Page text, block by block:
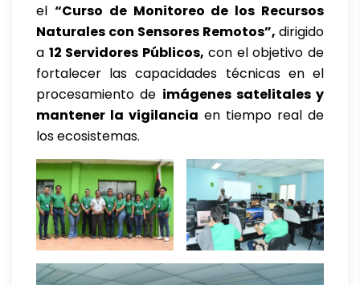
el “Curso de Monitoreo de los Recursos
Naturales con Sensores Remotos”, dirigido
a 12 Servidores Públicos, con el objetivo de
fortalecer las capacidades técnicas en el
procesamiento de imágenes satelitales y
mantener la vigilancia en tiempo real de
los ecosistemas.